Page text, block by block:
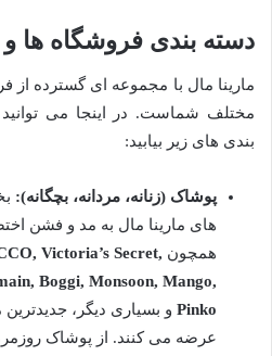
دسته بندی فروشگاه ها و
مارینا مال با مجموعه ای گسترده از
مختلف شماست. در اینجا می
بندی های زیر بیابید:
پوشاک (زنانه، مردانه، بچگانه):
های مارینا مال به مد و فشن
همچون Victoria’s Secret,
Boggi, Monsoon, Mango,
Pinko و بسیاری دیگر،
عرضه می کنند. از پوشاک